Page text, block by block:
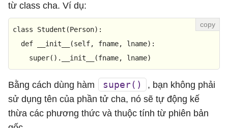
từ class cha. Ví dụ:
class Student (Person):
def
__init__ (self, fname, lname):
super().__init__(fname, lname)
Bằng cách dùng hàm super()
, bạn không phải
sử dụng tên của phần tử cha, nó sẽ tự động kế
thừa các phương thức và thuộc tính từ phiên bản